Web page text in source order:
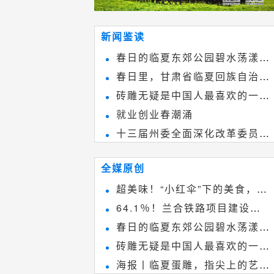
新闻鉴读
春日的临夏东郊公园碧水荡漾、
春花烂漫
春日里，甘肃省临夏回族自治州
境内的刘家峡大桥，壮观美丽!
砖雕无疑是中国人最喜欢的一种
雕刻艺术，它不仅是民间实用美术
和建筑装饰艺术的有机结合，更成
为中国建筑史上彰品东方美不可磨
就业创业春潮涌
十三届州委全面深化改革委员会
第八次会议召开
全媒原创
超美味！“小红伞”下的美食，绝
不能错过~
64.1％！兰合铁路项目建设加
速推进
春日的临夏东郊公园碧水荡漾、
春花烂漫
砖雕无疑是中国人最喜欢的一种
雕刻艺术，它不仅是民间实用美术
海报丨临夏蛋雕，指尖上的艺术